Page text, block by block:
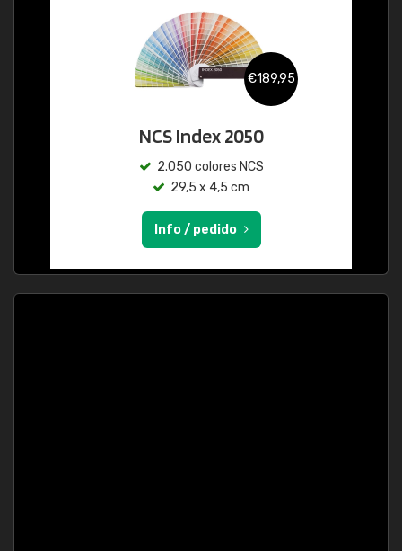
€189,95
NCS Index 2050
2.050 colores NCS
29,5 x 4,5 cm
Info / pedido